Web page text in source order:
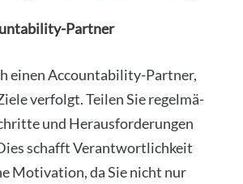
Part­ner
einen Accoun­ta­bi­li­ty-Part­ner,
ver­folgt. Tei­len Sie regel­mä­
und Her­aus­for­de­run­gen
schafft Ver­ant­wort­lich­keit
Moti­va­ti­on, da Sie nicht nur